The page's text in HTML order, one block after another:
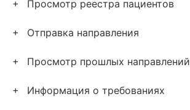
Просмотр реестра пациентов
Отправка направления
Просмотр прошлых направлений
Информация о требованиях